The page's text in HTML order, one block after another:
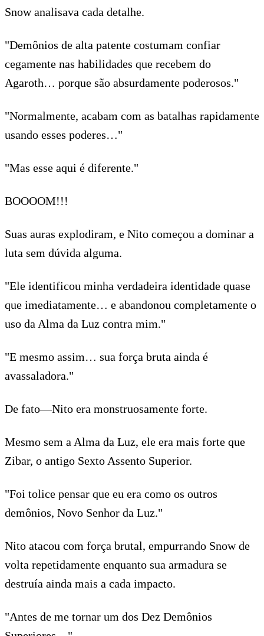
Snow analisava cada detalhe.
"Demônios de alta patente costumam confiar
cegamente nas habilidades que recebem do
Agaroth… porque são absurdamente poderosos."
"Normalmente, acabam com as batalhas rapidamente
usando esses poderes…"
"Mas esse aqui é diferente."
BOOOOM!!!
Suas auras explodiram, e Nito começou a dominar a
luta sem dúvida alguma.
"Ele identificou minha verdadeira identidade quase
que imediatamente… e abandonou completamente o
uso da Alma da Luz contra mim."
"E mesmo assim… sua força bruta ainda é
avassaladora."
De fato—Nito era monstruosamente forte.
Mesmo sem a Alma da Luz, ele era mais forte que
Zibar, o antigo Sexto Assento Superior.
"Foi tolice pensar que eu era como os outros
demônios, Novo Senhor da Luz."
Nito atacou com força brutal, empurrando Snow de
volta repetidamente enquanto sua armadura se
destruía ainda mais a cada impacto.
"Antes de me tornar um dos Dez Demônios